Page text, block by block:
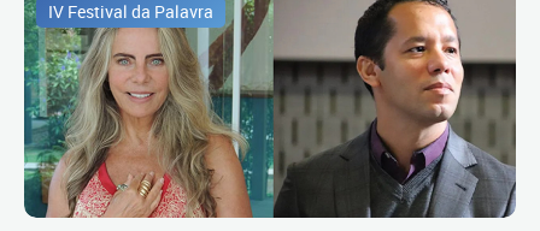
IV Festival da Palavra